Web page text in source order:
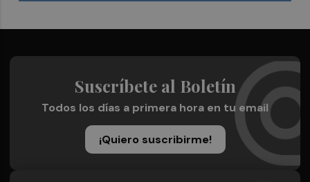
Suscríbete al Boletín
Todos los días a primera hora en tu email
¡Quiero suscribirme!